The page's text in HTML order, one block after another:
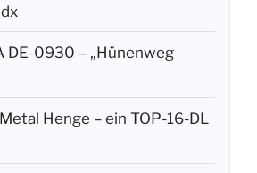
DE-0930 – „Hünenweg
Henge – ein TOP-16-DL